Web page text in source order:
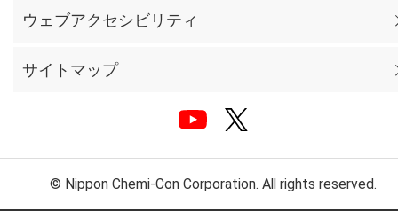
ウェブアクセシビリティ
サイトマップ
© Nippon Chemi-Con Corporation. All rights reserved.